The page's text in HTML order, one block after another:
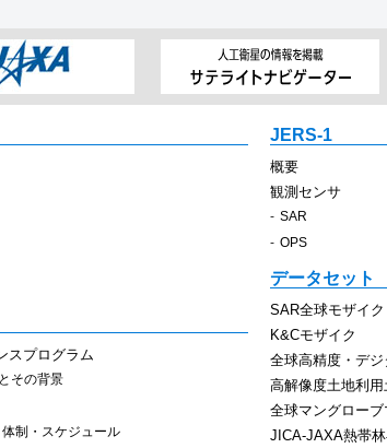
スプログラム
その背景
制・スケジュール
JERS-1
概要
観測センサ
SAR
OPS
データセット
SAR全球モザイ
K&Cモザイク
全球高精度・デジ
高解像度土地利用
全球マングローブ
JICA-JAXA熱帯林